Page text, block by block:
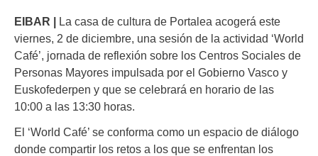
EIBAR | La casa de cultura de Portalea acogerá este
viernes, 2 de diciembre, una sesión de la actividad ‘World
Café’, jornada de reflexión sobre los Centros Sociales de
Personas Mayores impulsada por el Gobierno Vasco y
Euskofederpen y que se celebrará en horario de las
10:00 a las 13:30 horas.
El ‘World Café’ se conforma como un espacio de diálogo
donde compartir los retos a los que se enfrentan los